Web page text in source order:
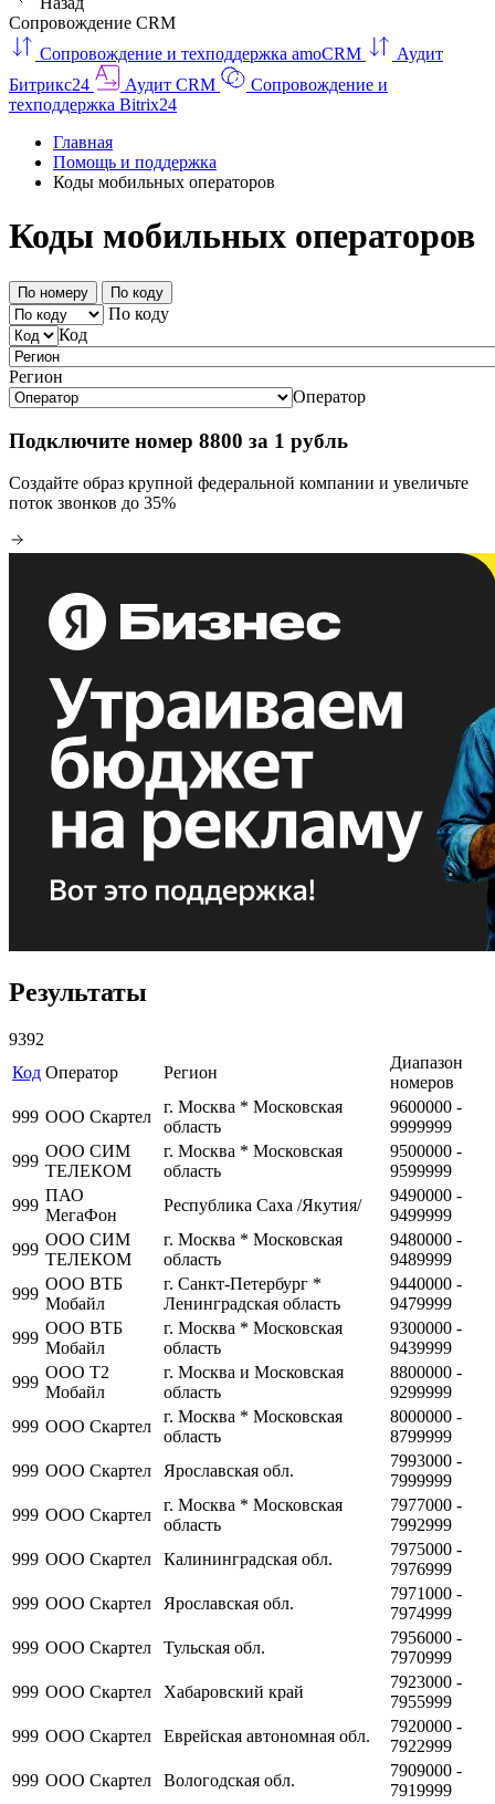
Сопровождение CRM
Сопровождение и техподдержка amoCRM
Аудит
Битрикс24
Аудит CRM
Сопровождение и
техподдержка Bitrix24
Главная
Помощь и поддержка
Коды мобильных операторов
Коды мобильных операторов
По номеру По коду
По коду
Код
Регион
Оператор
Подключите номер 8800 за 1 рубль
Создайте образ крупной федеральной компании и увеличьте
поток звонков до 35%
Результаты
9392
Код Оператор Регион
Диапазон
номеров
999 ООО Скартел
г. Москва * Московская
область
9600000 -
9999999
999
ООО СИМ
ТЕЛЕКОМ
г. Москва * Московская
область
9500000 -
9599999
999
ПАО
МегаФон
Республика Саха /Якутия/
9490000 -
9499999
999
ООО СИМ
ТЕЛЕКОМ
г. Москва * Московская
область
9480000 -
9489999
999
ООО ВТБ
Мобайл
г. Санкт-Петербург *
Ленинградская область
9440000 -
9479999
999
ООО ВТБ
Мобайл
г. Москва * Московская
область
9300000 -
9439999
999
ООО Т2
Мобайл
г. Москва и Московская
область
8800000 -
9299999
999 ООО Скартел
г. Москва * Московская
область
8000000 -
8799999
999 ООО Скартел Ярославская обл.
7993000 -
7999999
999 ООО Скартел
г. Москва * Московская
область
7977000 -
7992999
999 ООО Скартел Калининградская обл.
7975000 -
7976999
999 ООО Скартел Ярославская обл.
7971000 -
7974999
999 ООО Скартел Тульская обл.
7956000 -
7970999
999 ООО Скартел Хабаровский край
7923000 -
7955999
999 ООО Скартел Еврейская автономная обл.
7920000 -
7922999
999 ООО Скартел Вологодская обл.
7909000 -
7919999